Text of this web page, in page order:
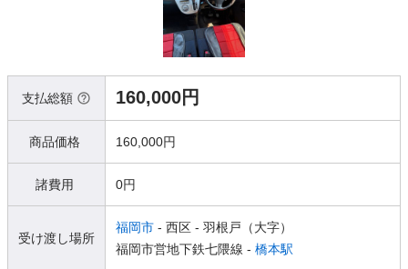
支払総額 160,000円
商品価格 160,000円
諸費用 0円
受け渡し場所
福岡市 - 西区 - 羽根戸（大字）
福岡市営地下鉄七隈線 - 橋本駅